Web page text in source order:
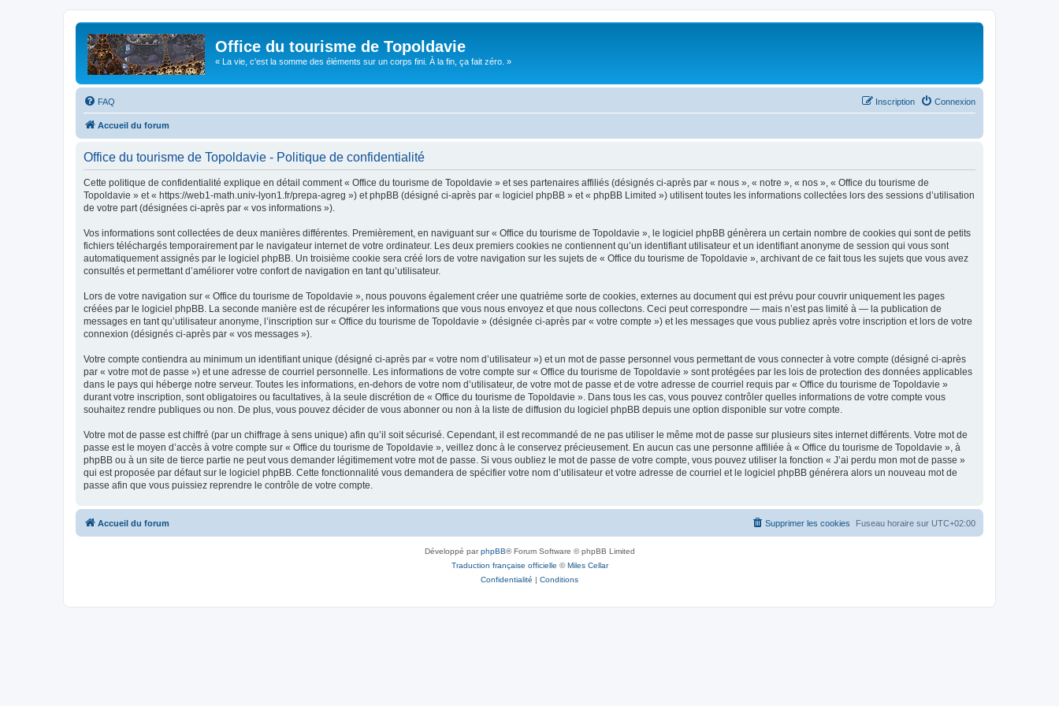
Office du tourisme de Topoldavie
« La vie, c'est la somme des éléments sur un corps fini. À la fin, ça fait zéro. »
FAQ Connexion
Inscription
Accueil du forum
Office du tourisme de Topoldavie - Politique de confidentialité
Cette politique de confidentialité explique en détail comment « Office du tourisme de Topoldavie » et ses partenaires affiliés (désignés ci-après par « nous », « notre », « nos », « Office du tourisme de
Topoldavie » et « https://web1-math.univ-lyon1.fr/prepa-agreg ») et phpBB (désigné ci-après par « logiciel phpBB » et « phpBB Limited ») utilisent toutes les informations collectées lors des sessions d’utilisation
de votre part (désignées ci-après par « vos informations »).
Vos informations sont collectées de deux manières différentes. Premièrement, en naviguant sur « Office du tourisme de Topoldavie », le logiciel phpBB génèrera un certain nombre de cookies qui sont de petits
fichiers téléchargés temporairement par le navigateur internet de votre ordinateur. Les deux premiers cookies ne contiennent qu’un identifiant utilisateur et un identifiant anonyme de session qui vous sont
automatiquement assignés par le logiciel phpBB. Un troisième cookie sera créé lors de votre navigation sur les sujets de « Office du tourisme de Topoldavie », archivant de ce fait tous les sujets que vous avez
consultés et permettant d’améliorer votre confort de navigation en tant qu’utilisateur.
Lors de votre navigation sur « Office du tourisme de Topoldavie », nous pouvons également créer une quatrième sorte de cookies, externes au document qui est prévu pour couvrir uniquement les pages
créées par le logiciel phpBB. La seconde manière est de récupérer les informations que vous nous envoyez et que nous collectons. Ceci peut correspondre — mais n’est pas limité à — la publication de
messages en tant qu’utilisateur anonyme, l’inscription sur « Office du tourisme de Topoldavie » (désignée ci-après par « votre compte ») et les messages que vous publiez après votre inscription et lors de votre
connexion (désignés ci-après par « vos messages »).
Votre compte contiendra au minimum un identifiant unique (désigné ci-après par « votre nom d’utilisateur ») et un mot de passe personnel vous permettant de vous connecter à votre compte (désigné ci-après
par « votre mot de passe ») et une adresse de courriel personnelle. Les informations de votre compte sur « Office du tourisme de Topoldavie » sont protégées par les lois de protection des données applicables
dans le pays qui héberge notre serveur. Toutes les informations, en-dehors de votre nom d’utilisateur, de votre mot de passe et de votre adresse de courriel requis par « Office du tourisme de Topoldavie »
durant votre inscription, sont obligatoires ou facultatives, à la seule discrétion de « Office du tourisme de Topoldavie ». Dans tous les cas, vous pouvez contrôler quelles informations de votre compte vous
souhaitez rendre publiques ou non. De plus, vous pouvez décider de vous abonner ou non à la liste de diffusion du logiciel phpBB depuis une option disponible sur votre compte.
Votre mot de passe est chiffré (par un chiffrage à sens unique) afin qu’il soit sécurisé. Cependant, il est recommandé de ne pas utiliser le même mot de passe sur plusieurs sites internet différents. Votre mot de
passe est le moyen d’accès à votre compte sur « Office du tourisme de Topoldavie », veillez donc à le conservez précieusement. En aucun cas une personne affiliée à « Office du tourisme de Topoldavie », à
phpBB ou à un site de tierce partie ne peut vous demander légitimement votre mot de passe. Si vous oubliez le mot de passe de votre compte, vous pouvez utiliser la fonction « J’ai perdu mon mot de passe »
qui est proposée par défaut sur le logiciel phpBB. Cette fonctionnalité vous demandera de spécifier votre nom d’utilisateur et votre adresse de courriel et le logiciel phpBB générera alors un nouveau mot de
passe afin que vous puissiez reprendre le contrôle de votre compte.
Accueil du forum Fuseau horaire sur UTC+02:00
Supprimer les cookies
Développé parphpBB® Forum Software © phpBB Limited
Traduction française officielle ©Miles Cellar
Confidentialité | Conditions